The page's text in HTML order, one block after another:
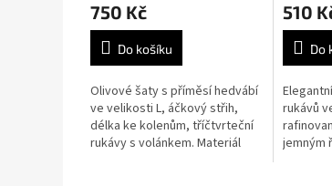
750 Kč
Do košíku
Olivové šaty s příměsí hedvábí
ve velikosti L, áčkový střih,
délka ke kolenům, tříčtvrteční
rukávy s volánkem. Materiál
510
Do
rukávů
jemným